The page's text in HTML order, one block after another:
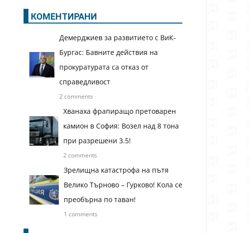
КОМЕНТИРАНИ
Демерджиев за развитието с ВиК-
Бургас: Бавните действия на
прокуратурата са отказ от
справедливост
2 comments
Хванаха фрапиращо претоварен
камион в София: Возел над 8 тона
при разрешени 3.5!
2 comments
Зрелищна катастрофа на пътя
Велико Търново – Гурково! Кола се
преобърна по таван!
1 comments